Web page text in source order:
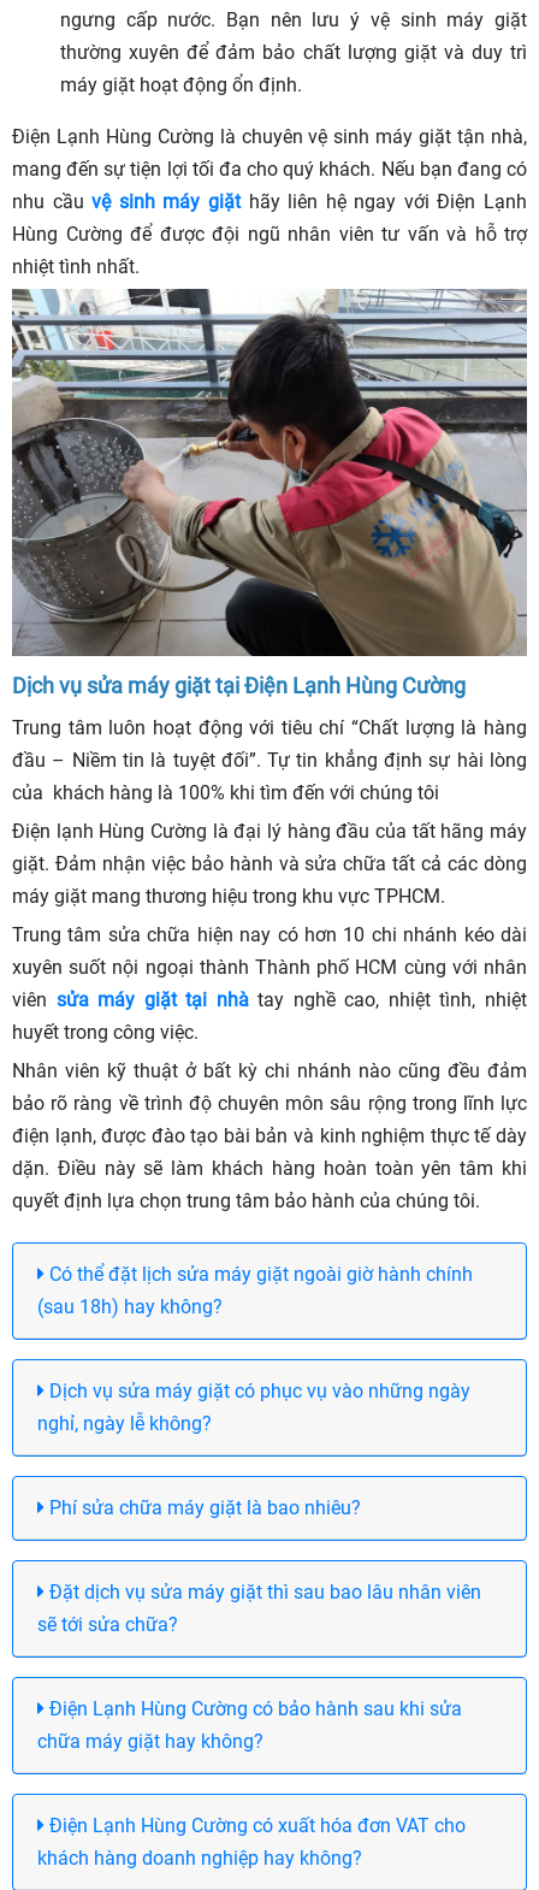
ngưng cấp nước. Bạn nên lưu ý vệ sinh máy giặt
thường xuyên để đảm bảo chất lượng giặt và duy trì
máy giặt hoạt động ổn định.
Điện Lạnh Hùng Cường là chuyên vệ sinh máy giặt tận nhà,
mang đến sự tiện lợi tối đa cho quý khách. Nếu bạn đang có
nhu cầuvệ sinh máy giặthãy liên hệ ngay với Điện Lạnh
Hùng Cường để được đội ngũ nhân viên tư vấn và hỗ trợ
nhiệt tình nhất.
Dịch vụ sửa máy giặt tại Điện Lạnh Hùng Cường
Trung tâm luôn hoạt động với tiêu chí “Chất lượng là hàng
đầu – Niềm tin là tuyệt đối”. Tự tin khẳng định sự hài lòng
của khách hàng là 100% khi tìm đến với chúng tôi
Điện lạnh Hùng Cường là đại lý hàng đầu của tất hãng máy
giặt. Đảm nhận việc bảo hành và sửa chữa tất cả các dòng
máy giặt mang thương hiệu trong khu vực TPHCM.
Trung tâm sửa chữa hiện nay có hơn 10 chi nhánh kéo dài
xuyên suốt nội ngoại thành Thành phố HCM cùng với nhân
viên sửa máy giặt tại nhàtay nghề cao, nhiệt tình, nhiệt
huyết trong công việc.
Nhân viên kỹ thuật ở bất kỳ chi nhánh nào cũng đều đảm
bảo rõ ràng về trình độ chuyên môn sâu rộng trong lĩnh lực
điện lạnh, được đào tạo bài bản và kinh nghiệm thực tế dày
dặn. Điều này sẽ làm khách hàng hoàn toàn yên tâm khi
quyết định lựa chọn trung tâm bảo hành của chúng tôi.
Có thể đặt lịch sửa máy giặt ngoài giờ hành chính
(sau 18h) hay không?
Dịch vụ sửa máy giặt có phục vụ vào những ngày
nghỉ, ngày lễ không?
Phí sửa chữa máy giặt là bao nhiêu?
Đặt dịch vụ sửa máy giặt thì sau bao lâu nhân viên
sẽ tới sửa chữa?
Điện Lạnh Hùng Cường có bảo hành sau khi sửa
chữa máy giặt hay không?
Điện Lạnh Hùng Cường có xuất hóa đơn VAT cho
khách hàng doanh nghiệp hay không?